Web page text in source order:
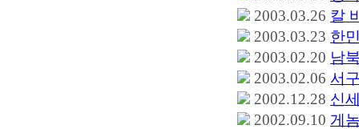
2003.03.26 칼
2003.03.23 한
2003.02.20 남
2003.02.06 서
2002.12.28 신
2002.09.10 게